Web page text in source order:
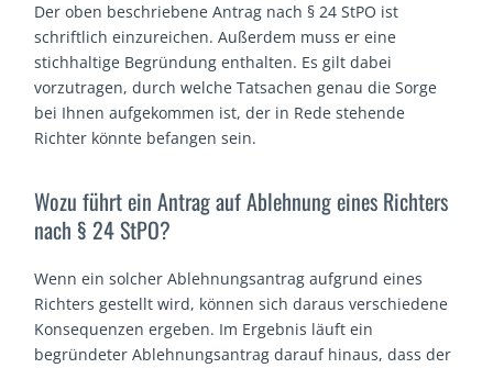
Der oben beschriebene Antrag nach § 24 StPO ist
schriftlich einzureichen. Außerdem muss er eine
stichhaltige Begründung enthalten. Es gilt dabei
vorzutragen, durch welche Tatsachen genau die Sorge
bei Ihnen aufgekommen ist, der in Rede stehende
Richter könnte befangen sein.
Wozu führt ein Antrag auf Ablehnung eines Richters
nach § 24 StPO?
Wenn ein solcher Ablehnungsantrag aufgrund eines
Richters gestellt wird, können sich daraus verschiedene
Konsequenzen ergeben. Im Ergebnis läuft ein
begründeter Ablehnungsantrag darauf hinaus, dass der